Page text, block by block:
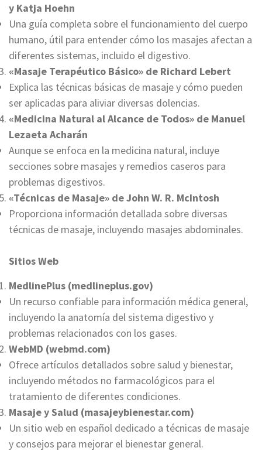
y Katja Hoehn
Una guía completa sobre el funcionamiento del cuerpo
humano, útil para entender cómo los masajes afectan a
diferentes sistemas, incluido el digestivo.
«Masaje Terapéutico Básico» de Richard Lebert
Explica las técnicas básicas de masaje y cómo pueden
ser aplicadas para aliviar diversas dolencias.
«Medicina Natural al Alcance de Todos» de Manuel
Lezaeta Acharán
Aunque se enfoca en la medicina natural, incluye
secciones sobre masajes y remedios caseros para
problemas digestivos.
«Técnicas de Masaje» de John W. R. McIntosh
Proporciona información detallada sobre diversas
técnicas de masaje, incluyendo masajes abdominales.
Sitios Web
MedlinePlus (medlineplus.gov)
Un recurso confiable para información médica general,
incluyendo la anatomía del sistema digestivo y
problemas relacionados con los gases.
WebMD (webmd.com)
Ofrece artículos detallados sobre salud y bienestar,
incluyendo métodos no farmacológicos para el
tratamiento de diferentes condiciones.
Masaje y Salud (masajeybienestar.com)
Un sitio web en español dedicado a técnicas de masaje
y consejos para mejorar el bienestar general.